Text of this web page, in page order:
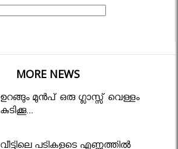
MORE NEWS
ഉറങ്ങും മുന്‍പ് ഒരു ഗ്ലാസ്സ് വെള്ളം
കുടിക്കൂ...